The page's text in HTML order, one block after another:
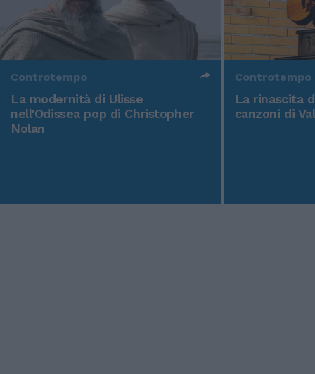
Controtempo
La modernità di Ulisse
nell'Odissea pop di Christopher
Nolan
Controtempo
La rinascita
canzoni di